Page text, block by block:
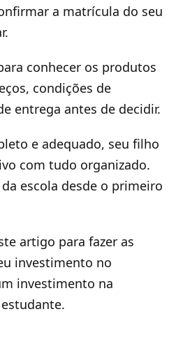
a matrícula do seu
conhecer os produtos
condições de
entrega antes de decidir.
e adequado, seu filho
com tudo organizado.
escola desde o primeiro
artigo para fazer as
investimento no
investimento na